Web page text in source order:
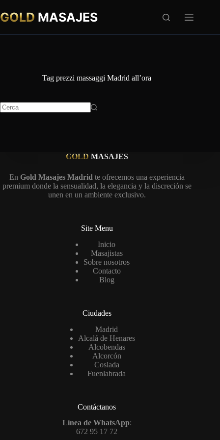
al
contenuto
GOLD MASAJES
Tag prezzi massaggi Madrid all’ora
Nessun
risultato
GOLD MASAJES
En Gold Masajes Madrid te ofrecemos una experiencia
premium donde la sensualidad, la elegancia y la discreción se
unen en un ambiente exclusivo.
Site Menu
Inicio
Masajistas
Sobre nosotros
Contacto
Blog
Ciudades
Madrid
Alcalá de Henares
Alcobendas
Alcorcón
Coslada
Fuenlabrada
Contáctanos
Línea de WhatsApp:
672 95 17 72